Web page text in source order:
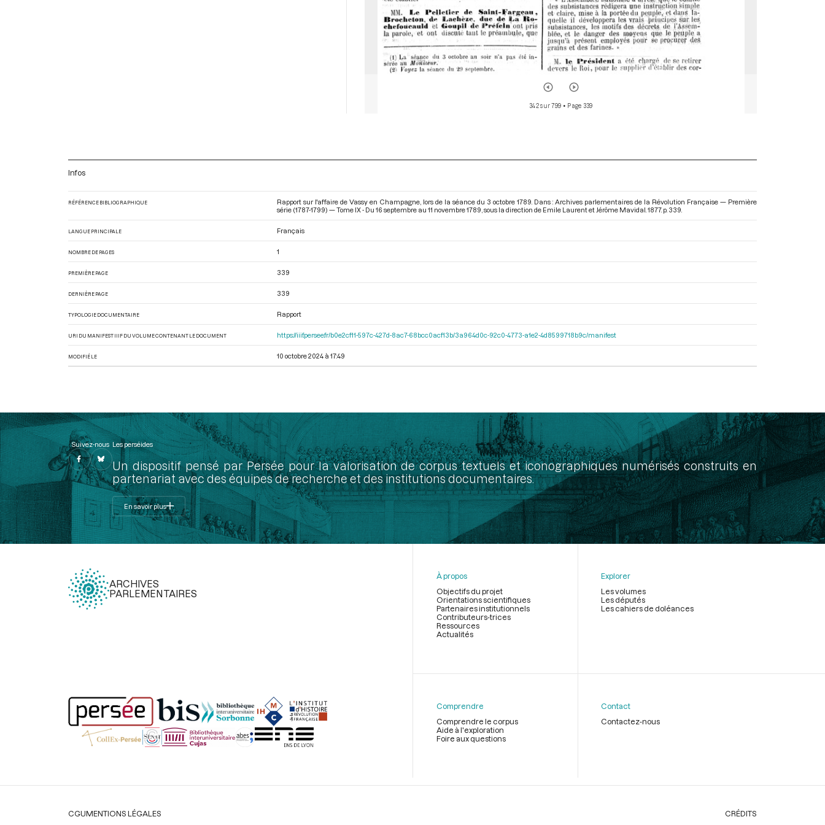
342 sur 799 • Page 339
Infos
RÉFÉRENCE BIBLIOGRAPHIQUE
Rapport sur l'affaire de Vassy en Champagne, lors de la séance du 3 octobre 1789. Dans : Archives parlementaires de la Révolution Française — Première
série (1787-1799) — Tome IX - Du 16 septembre au 11 novembre 1789 , sous la direction de Emile Laurent et Jérôme Mavidal. 1877. p. 339.
LANGUE PRINCIPALE Français
NOMBRE DE PAGES 1
PREMIÈRE PAGE 339
DERNIÈRE PAGE 339
TYPOLOGIE DOCUMENTAIRE Rapport
URI DU MANIFEST IIIF DU VOLUME CONTENANT LE DOCUMENT https://iiif.persee.fr/b0e2cf11-597c-427d-8ac7-68bcc0acf13b/3a964d0c-92c0-4773-a1e2-4d8599718b9c/manifest
MODIFIÉ LE 10 octobre 2024 à 17:49
Suivez-nous Les perséides
Un dispositif pensé par Persée pour la valorisation de corpus textuels et iconographiques numérisés construits en
partenariat avec des équipes de recherche et des institutions documentaires.
En savoir plus
ARCHIVES
PARLEMENTAIRES
page
À propos
Objectifs du projet
Orientations scientifiques
Partenaires institutionnels
Contributeurs-trices
Ressources
Actualités
Explorer
Les volumes
Les députés
Les cahiers de doléances
Comprendre
Comprendre le corpus
Aide à l'exploration
Foire aux questions
Contact
Contactez-nous
Légal
CGUMENTIONS LÉGALES CRÉDITS